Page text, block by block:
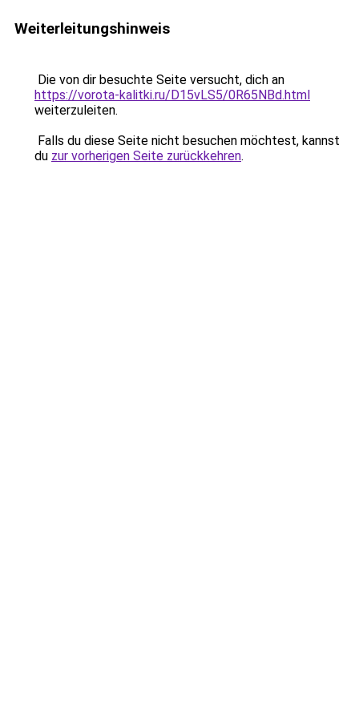
Weiterleitungshinweis
Die von dir besuchte Seite versucht, dich an
https://vorota-kalitki.ru/D15vLS5/0R65NBd.html
weiterzuleiten.
Falls du diese Seite nicht besuchen möchtest, kannst
du zur vorherigen Seite zurückkehren.